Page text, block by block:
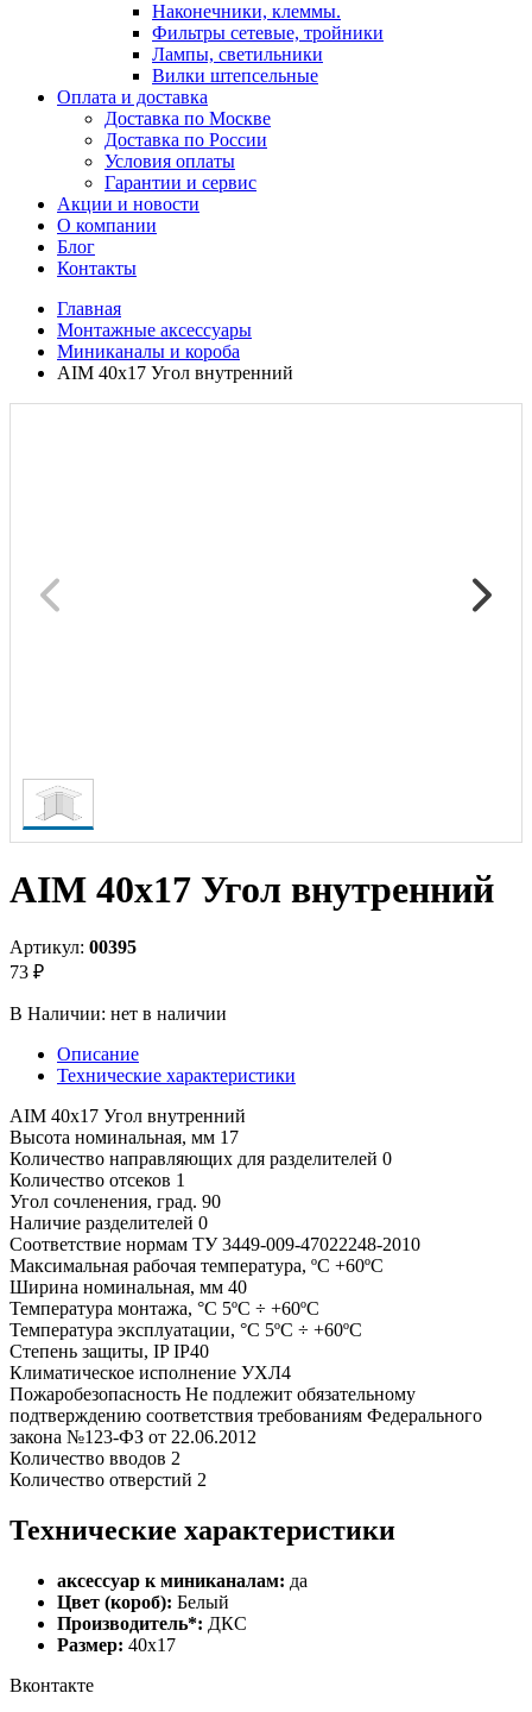
Наконечники, клеммы.
Фильтры сетевые, тройники
Лампы, светильники
Вилки штепсельные
Оплата и доставка
Доставка по Москве
Доставка по России
Условия оплаты
Гарантии и сервис
Акции и новости
О компании
Блог
Контакты
Главная
Монтажные аксессуары
Миниканалы и короба
AIM 40x17 Угол внутренний
AIM 40x17 Угол внутренний
Артикул: 00395
73 ₽
В Наличии: нет в наличии
Описание
Технические характеристики
AIM 40x17 Угол внутренний
Высота номинальная, мм 17
Количество направляющих для разделителей 0
Количество отсеков 1
Угол сочленения, град. 90
Наличие разделителей 0
Соответствие нормам ТУ 3449-009-47022248-2010
Максимальная рабочая температура, ºС +60ºС
Ширина номинальная, мм 40
Температура монтажа, °С 5ºС ÷ +60ºС
Температура эксплуатации, °С 5ºС ÷ +60ºС
Степень защиты, IP IP40
Климатическое исполнение УХЛ4
Пожаробезопасность Не подлежит обязательному
подтверждению соответствия требованиям Федерального
закона №123-ФЗ от 22.06.2012
Количество вводов 2
Количество отверстий 2
Технические характеристики
аксессуар к миниканалам: да
Цвет (короб): Белый
Производитель*: ДКС
Размер: 40х17
Вконтакте